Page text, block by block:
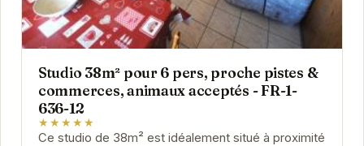
Studio 38m² pour 6 pers, proche pistes &
commerces, animaux acceptés - FR-1-
636-12
★★★★★
Ce studio de 38m² est idéalement situé à proximité